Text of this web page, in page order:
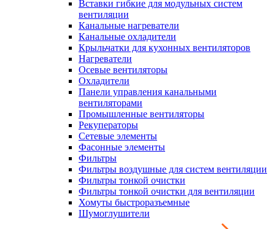
Вставки гибкие для модульных систем
вентиляции
Канальные нагреватели
Канальные охладители
Крыльчатки для кухонных вентиляторов
Нагреватели
Осевые вентиляторы
Охладители
Панели управления канальными
вентиляторами
Промышленные вентиляторы
Рекуператоры
Сетевые элементы
Фасонные элементы
Фильтры
Фильтры воздушные для систем вентиляции
Фильтры тонкой очистки
Фильтры тонкой очистки для вентиляции
Хомуты быстроразъемные
Шумоглушители